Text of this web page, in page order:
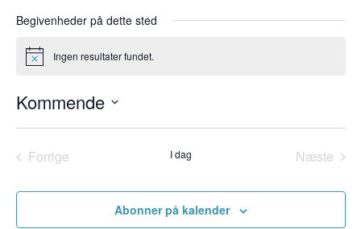
Begivenheder på dette sted
Notice Ingen resultater fundet.
Kommende
Vælg
Forrige
I dag
Næste
Abonner på kalender